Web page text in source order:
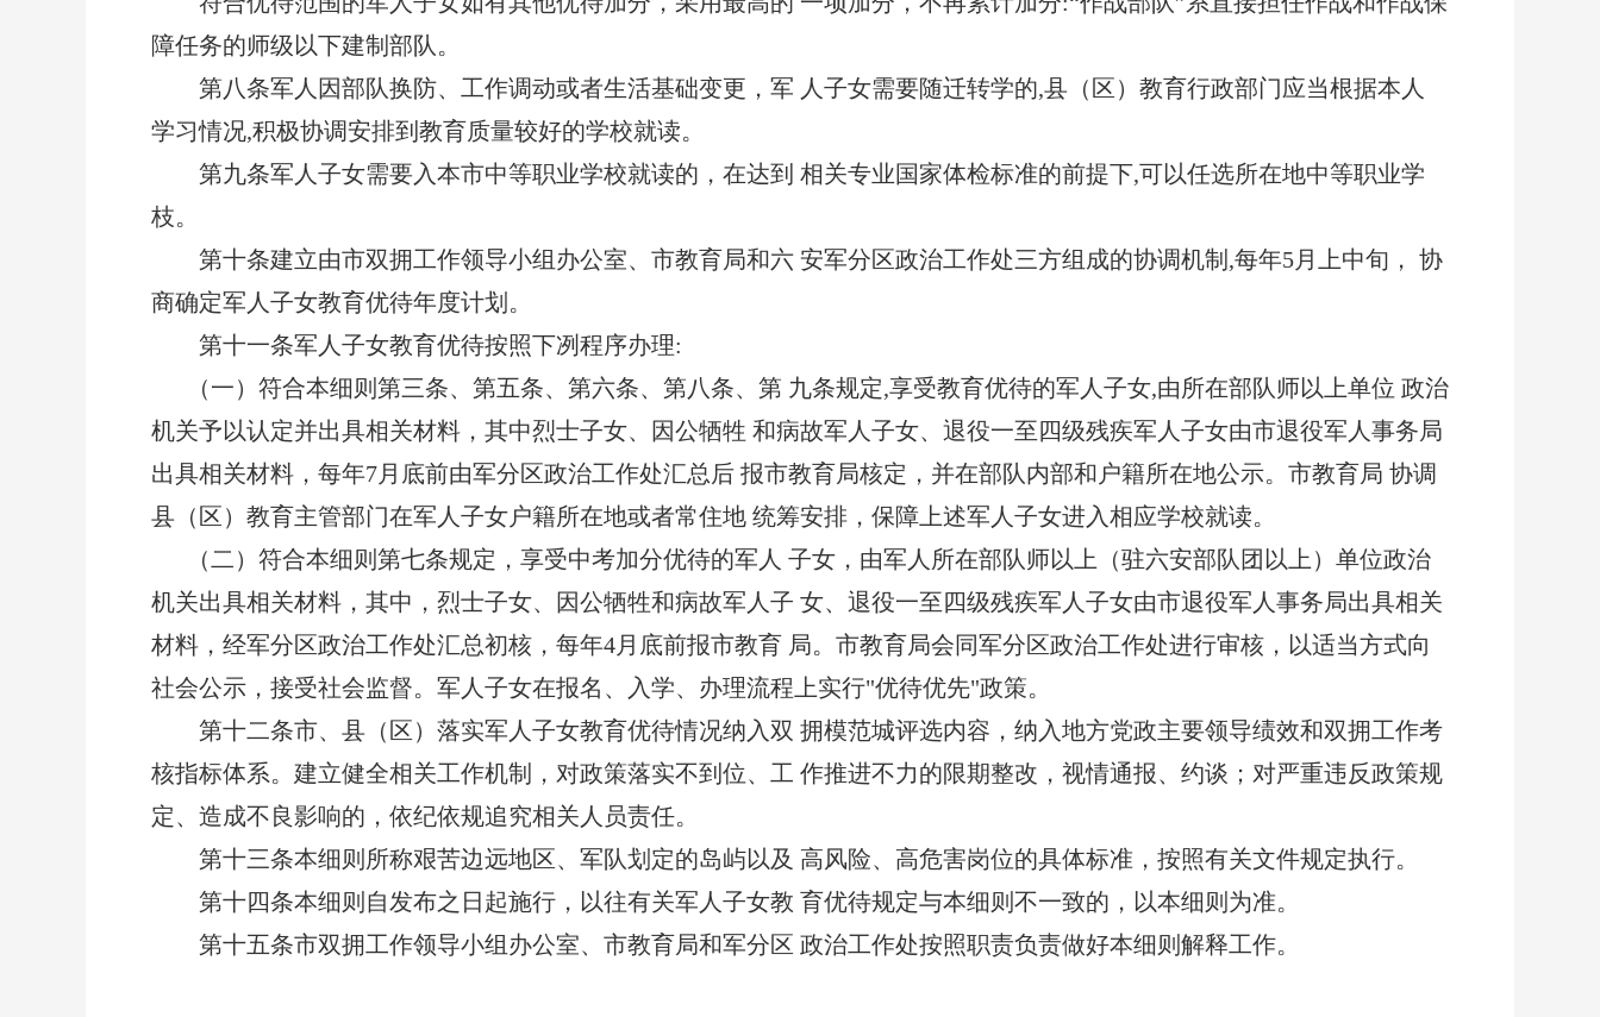
障任务的师级以下建制部队。
第八条军人因部队换防、工作调动或者生活基础变更，军 人子女需要随迁转学的,县（区）教育行政部门应当根据本人
学习情况,积极协调安排到教育质量较好的学校就读。
第九条军人子女需要入本市中等职业学校就读的，在达到 相关专业国家体检标准的前提下,可以任选所在地中等职业学
枝。
第十条建立由市双拥工作领导小组办公室、市教育局和六 安军分区政治工作处三方组成的协调机制,每年5月上中旬， 协
商确定军人子女教育优待年度计划。
第十一条军人子女教育优待按照下冽程序办理:
（一）符合本细则第三条、第五条、第六条、第八条、第 九条规定,享受教育优待的军人子女,由所在部队师以上单位 政治
机关予以认定并出具相关材料，其中烈士子女、因公牺牲 和病故军人子女、退役一至四级残疾军人子女由市退役军人事务局
出具相关材料，每年7月底前由军分区政治工作处汇总后 报市教育局核定，并在部队内部和户籍所在地公示。市教育局 协调
县（区）教育主管部门在军人子女户籍所在地或者常住地 统筹安排，保障上述军人子女进入相应学校就读。
（二）符合本细则第七条规定，享受中考加分优待的军人 子女，由军人所在部队师以上（驻六安部队团以上）单位政治
机关出具相关材料，其中，烈士子女、因公牺牲和病故军人子 女、退役一至四级残疾军人子女由市退役军人事务局出具相关
材料，经军分区政治工作处汇总初核，每年4月底前报市教育 局。市教育局会同军分区政治工作处进行审核，以适当方式向
社会公示，接受社会监督。 军人子女在报名、入学、办理流程上实行"优待优先"政策。
第十二条市、县（区）落实军人子女教育优待情况纳入双 拥模范城评选内容，纳入地方党政主要领导绩效和双拥工作考
核指标体系。建立健全相关工作机制，对政策落实不到位、工 作推进不力的限期整改，视情通报、约谈；对严重违反政策规
定、造成不良影响的，依纪依规追究相关人员责任。
第十三条本细则所称艰苦边远地区、军队划定的岛屿以及 高风险、高危害岗位的具体标准，按照有关文件规定执行。
第十四条本细则自发布之日起施行，以往有关军人子女教 育优待规定与本细则不一致的，以本细则为准。
第十五条市双拥工作领导小组办公室、市教育局和军分区 政治工作处按照职责负责做好本细则解释工作。